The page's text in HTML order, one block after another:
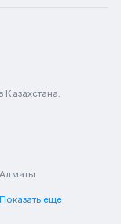
Казахстана.
Алматы
Показать еще